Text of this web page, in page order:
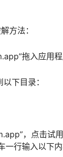
方法：
拖入应用程
下目录：
，点击
行输入以下